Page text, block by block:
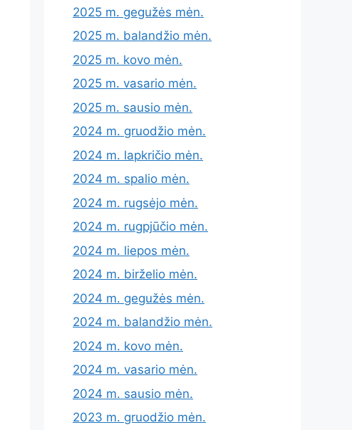
2025 m. gegužės mėn.
2025 m. balandžio mėn.
2025 m. kovo mėn.
2025 m. vasario mėn.
2025 m. sausio mėn.
2024 m. gruodžio mėn.
2024 m. lapkričio mėn.
2024 m. spalio mėn.
2024 m. rugsėjo mėn.
2024 m. rugpjūčio mėn.
2024 m. liepos mėn.
2024 m. birželio mėn.
2024 m. gegužės mėn.
2024 m. balandžio mėn.
2024 m. kovo mėn.
2024 m. vasario mėn.
2024 m. sausio mėn.
2023 m. gruodžio mėn.